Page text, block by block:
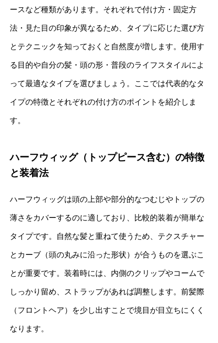
ースなど種類があります。それぞれで付け方・固定方
法・見た目の印象が異なるため、タイプに応じた選び方
とテクニックを知っておくと自然度が増します。使用す
る目的や自分の髪・頭の形・普段のライフスタイルによ
って最適なタイプを選びましょう。ここでは代表的なタ
イプの特徴とそれぞれの付け方のポイントを紹介しま
す。
ハーフウィッグ（トップピース含む）の特徴
と装着法
ハーフウィッグは頭の上部や部分的なつむじやトップの
薄さをカバーするのに適しており、比較的装着が簡単な
タイプです。自然な髪と重ねて使うため、テクスチャー
とカーブ（頭の丸みに沿った形状）が合うものを選ぶこ
とが重要です。装着時には、内側のクリップやコームで
しっかり留め、ストラップがあれば調整します。前髪際
（フロントヘア）を少し出すことで境目が目立ちにくく
なります。